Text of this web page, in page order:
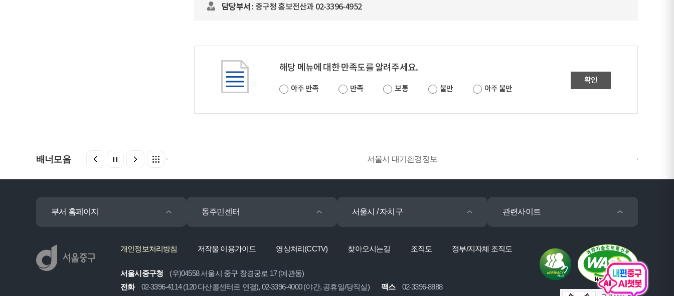
담당부서 : 중구청 홍보전산과 02-3396-4952
해당 메뉴에 대한 만족도를 알려주세요.
아주 만족 만족 보통 불만 아주 불만
확인
배너모음 서울시 대기환경정보
부서 홈페이지 동주민센터 서울시 / 자치구 관련사이트
개인정보처리방침 저작물 이용가이드 영상처리(CCTV) 찾아오시는길 조직도 정부/지자체 조직도
서울시중구청
(우)04558 서울시 중구 창경궁로 17 (예관동)
전화
02-3396-4114 (120 다산콜센터로 연결), 02-3396-4000 (야간, 공휴일/당직실) 팩스 02-3396-8888